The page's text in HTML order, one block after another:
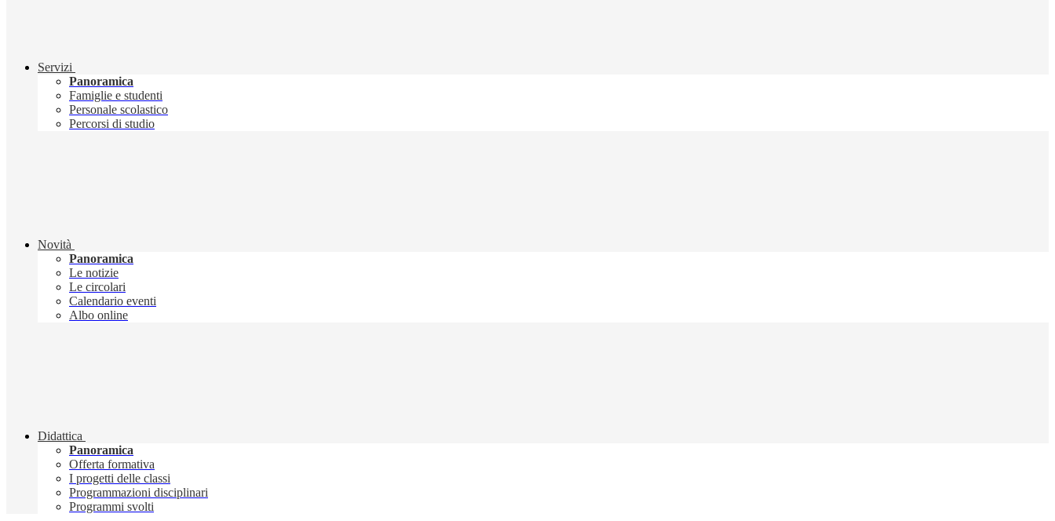
Servizi
Panoramica
Famiglie e studenti
Personale scolastico
Percorsi di studio
Novità
Panoramica
Le notizie
Le circolari
Calendario eventi
Albo online
Didattica
Panoramica
Offerta formativa
I progetti delle classi
Programmazioni disciplinari
Programmi svolti